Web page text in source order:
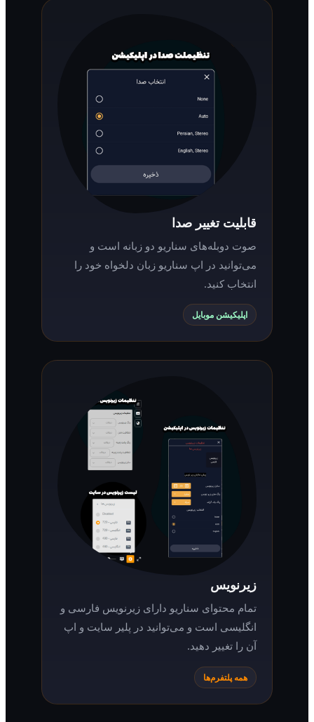
قابلیت تغییر صدا
صوت دوبله‌های سناریو دو زبانه است و
می‌توانید در اپ سناریو زبان دلخواه خود را
انتخاب کنید.
اپلیکیشن موبایل
تمام محتوای سناریو دارای زیرنویس فارسی و
انگلیسی است و می‌توانید در پلیر سایت و اپ
آن را تغییر دهید.
همه پلتفرم‌ها